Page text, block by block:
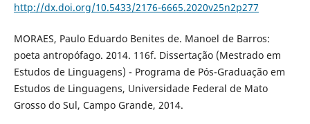
http://dx.doi.org/10.5433/2176-6665.2020v25n2p277
MORAES, Paulo Eduardo Benites de. Manoel de Barros:
poeta antropófago. 2014. 116f. Dissertação (Mestrado em
Estudos de Linguagens) - Programa de Pós-Graduação em
Estudos de Linguagens, Universidade Federal de Mato
Grosso do Sul, Campo Grande, 2014.